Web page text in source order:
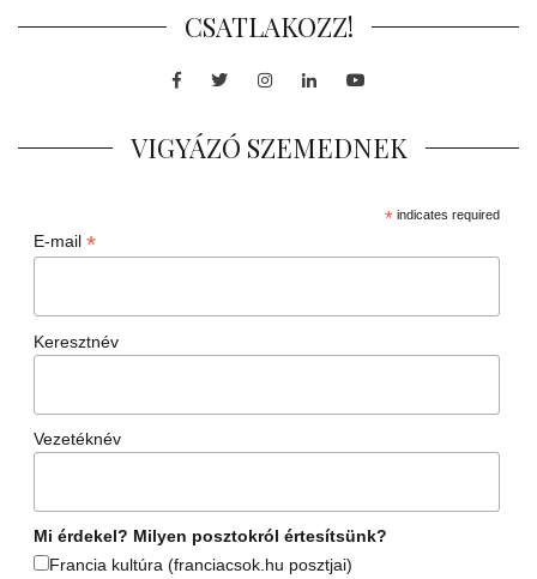
CSATLAKOZZ!
Facebook
TwitterInstagram
LinkedInYoutube
VIGYÁZÓ SZEMEDNEK
*indicates required
E-mail *
Keresztnév
Vezetéknév
Mi érdekel? Milyen posztokról értesítsünk?
Francia kultúra (franciacsok.hu posztjai)